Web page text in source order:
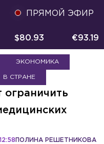
ПРЯМОЙ ЭФИР
$80.93 €93.19
ЭКОНОМИКА
В СТРАНЕ
ограничить
ПОЛИНА РЕШЕТНИКОВА